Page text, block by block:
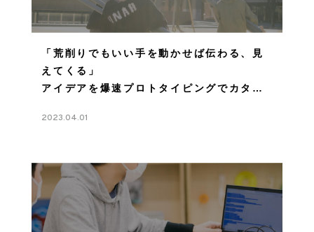
「荒削りでもいい手を動かせば伝わる、見
えてくる」
アイデアを爆速プロトタイピングでカタチ
2023.04.01